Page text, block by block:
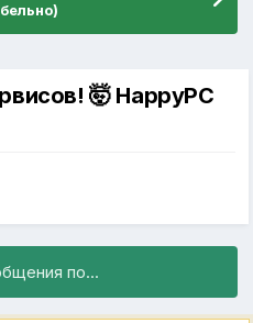
🤯 HappyPC
по...